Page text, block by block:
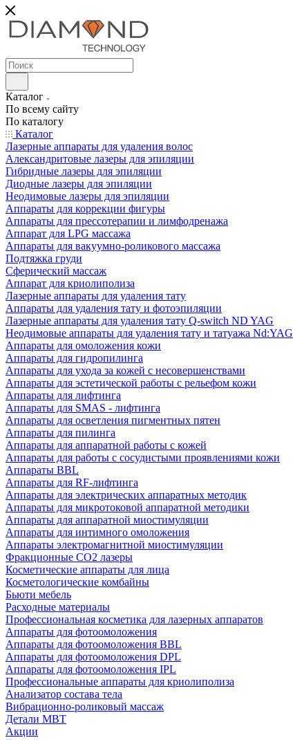
Каталог
По всему сайту
По каталогу
Каталог
Лазерные аппараты для удаления волос
Александритовые лазеры для эпиляции
Гибридные лазеры для эпиляции
Диодные лазеры для эпиляции
Неодимовые лазеры для эпиляции
Аппараты для коррекции фигуры
Аппараты для прессотерапии и лимфодренажа
Аппарат для LPG массажа
Аппараты для вакуумно-роликового массажа
Подтяжка груди
Сферический массаж
Аппарат для криолиполиза
Лазерные аппараты для удаления тату
Аппараты для удаления тату и фотоэпиляции
Лазерные аппараты для удаления тату Q-switch ND YAG
Неодимовые аппараты для удаления тату и татуажа Nd:YAG
Аппараты для омоложения кожи
Аппараты для гидропилинга
Аппараты для ухода за кожей с несовершенствами
Аппараты для эстетической работы с рельефом кожи
Аппараты для лифтинга
Аппараты для SMAS - лифтинга
Аппараты для осветления пигментных пятен
Аппараты для пилинга
Аппараты для аппаратной работы с кожей
Аппараты для работы с сосудистыми проявлениями кожи
Аппараты BBL
Аппараты для RF-лифтинга
Аппараты для электрических аппаратных методик
Аппараты для микротоковой аппаратной методики
Аппараты для аппаратной миостимуляции
Аппараты для интимного омоложения
Аппараты электромагнитной миостимуляции
Фракционные CO2 лазеры
Косметические аппараты для лица
Косметологические комбайны
Бьюти мебель
Расходные материалы
Профессиональная косметика для лазерных аппаратов
Аппараты для фотоомоложения
Аппараты для фотоомоложения BBL
Аппараты для фотоомоложения DPL
Аппараты для фотоомоложения IPL
Профессиональные аппараты для криолиполиза
Анализатор состава тела
Вибрационно-роликовый массаж
Детали MBT
Акции